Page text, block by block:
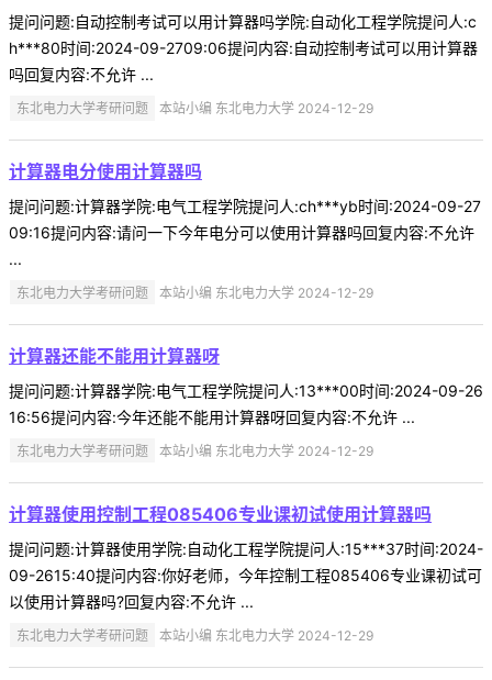
提问问题:自动控制考试可以用计算器吗学院:自动化工程学院提问人:c
h***80时间:2024-09-2709:06提问内容:自动控制考试可以用计算器
吗回复内容:不允许 ...
东北电力大学考研问题 本站小编 东北电力大学 2024-12-29
计算器电分使用计算器吗
提问问题:计算器学院:电气工程学院提问人:ch***yb时间:2024-09-27
09:16提问内容:请问一下今年电分可以使用计算器吗回复内容:不允许
...
东北电力大学考研问题 本站小编 东北电力大学 2024-12-29
计算器还能不能用计算器呀
提问问题:计算器学院:电气工程学院提问人:13***00时间:2024-09-26
16:56提问内容:今年还能不能用计算器呀回复内容:不允许 ...
东北电力大学考研问题 本站小编 东北电力大学 2024-12-29
计算器使用控制工程085406专业课初试使用计算器吗
提问问题:计算器使用学院:自动化工程学院提问人:15***37时间:2024-
09-2615:40提问内容:你好老师，今年控制工程085406专业课初试可
以使用计算器吗?回复内容:不允许 ...
东北电力大学考研问题 本站小编 东北电力大学 2024-12-29